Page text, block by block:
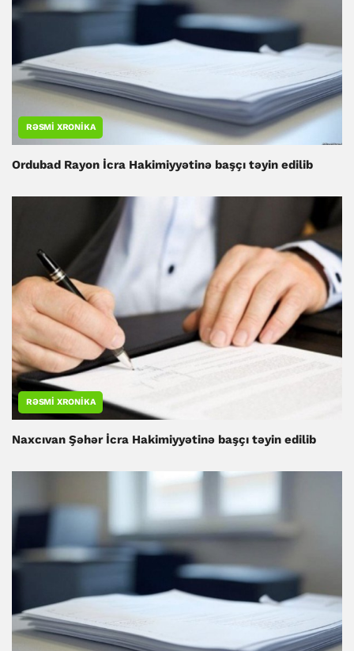
RƏSMI XRONIKA
Ordubad Rayon İcra Hakimiyyətinə başçı təyin edilib
RƏSMI XRONIKA
Naxcıvan Şəhər İcra Hakimiyyətinə başçı təyin edilib